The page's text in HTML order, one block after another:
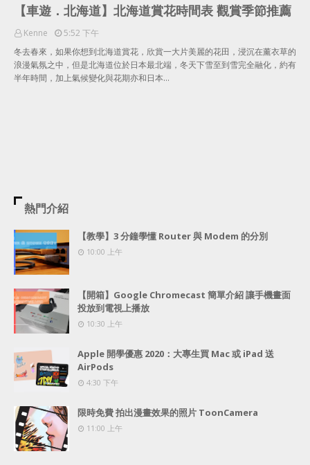
【車遊．北海道】北海道賞花時間表 觀賞季節推薦
Kenne
5:52 下午
冬去春來，如果你想到北海道賞花，欣賞一大片美麗的花田，浸沉在薰衣草的
浪漫氣氛之中，但是北海道位於日本最北端，冬天下雪至到雪完全融化，約有
半年時間，加上氣候變化與花期亦和日本…
熱門介紹
【教學】3 分鐘學懂 Router 與 Modem 的分別
10:00 上午
【開箱】Google Chromecast 簡單介紹 讓手機畫面
投放到電視上播放
10:30 上午
Apple 開學優惠 2020：大專生買 Mac 或 iPad 送
AirPods
4:30 下午
限時免費 拍出漫畫效果的照片 ToonCamera
11:00 上午